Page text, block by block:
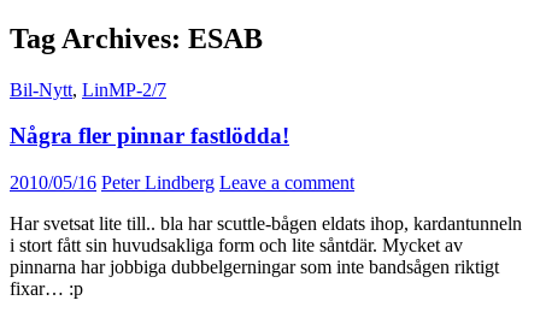
Tag Archives: ESAB
Bil-Nytt, LinMP-2/7
Några fler pinnar fastlödda!
2010/05/16 Peter Lindberg Leave a comment
Har svetsat lite till.. bla har scuttle-bågen eldats ihop, kardantunneln
i stort fått sin huvudsakliga form och lite såntdär. Mycket av
pinnarna har jobbiga dubbelgerningar som inte bandsågen riktigt
fixar… :p